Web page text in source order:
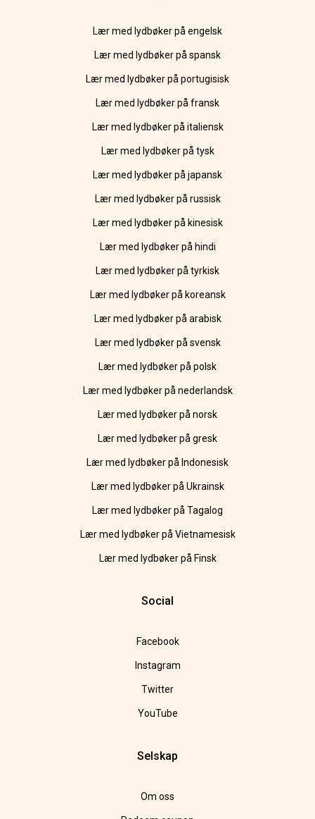
Lær med lydbøker på engelsk
Lær med lydbøker på spansk
Lær med lydbøker på portugisisk
Lær med lydbøker på fransk
Lær med lydbøker på italiensk
Lær med lydbøker på tysk
Lær med lydbøker på japansk
Lær med lydbøker på russisk
Lær med lydbøker på kinesisk
Lær med lydbøker på hindi
Lær med lydbøker på tyrkisk
Lær med lydbøker på koreansk
Lær med lydbøker på arabisk
Lær med lydbøker på svensk
Lær med lydbøker på polsk
Lær med lydbøker på nederlandsk
Lær med lydbøker på norsk
Lær med lydbøker på gresk
Lær med lydbøker på Indonesisk
Lær med lydbøker på Ukrainsk
Lær med lydbøker på Tagalog
Lær med lydbøker på Vietnamesisk
Lær med lydbøker på Finsk
Social
Facebook
Instagram
Twitter
YouTube
Selskap
Om oss